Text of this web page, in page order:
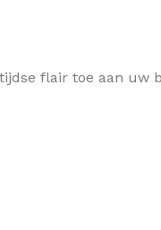
flair toe aan uw